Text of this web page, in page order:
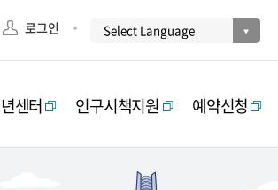
로그인
센터 인구시책지원 예약신청